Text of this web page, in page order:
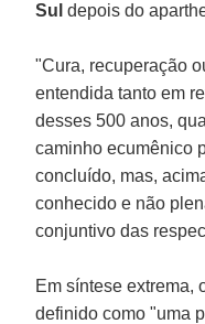
Sul depois do
"Cura, recuperação
entendida tanto em
desses 500 anos,
caminho ecumênico
concluído, mas,
conhecido e não
conjuntivo das
Em síntese extrema,
definido como "uma